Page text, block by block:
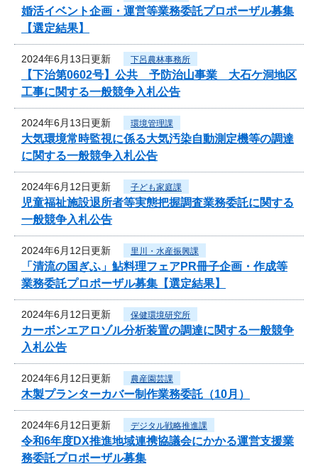
婚活イベント企画・運営等業務委託プロポーザル募集
【選定結果】
2024年6月13日更新 下呂農林事務所
【下治第0602号】公共 予防治山事業 大石ケ洞地区
工事に関する一般競争入札公告
2024年6月13日更新 環境管理課
大気環境常時監視に係る大気汚染自動測定機等の調達
に関する一般競争入札公告
2024年6月12日更新 子ども家庭課
児童福祉施設退所者等実態把握調査業務委託に関する
一般競争入札公告
2024年6月12日更新 里川・水産振興課
「清流の国ぎふ」鮎料理フェアPR冊子企画・作成等
業務委託プロポーザル募集【選定結果】
2024年6月12日更新 保健環境研究所
カーボンエアロゾル分析装置の調達に関する一般競争
入札公告
2024年6月12日更新 農産園芸課
木製プランターカバー制作業務委託（10月）
2024年6月12日更新 デジタル戦略推進課
令和6年度DX推進地域連携協議会にかかる運営支援業
務委託プロポーザル募集